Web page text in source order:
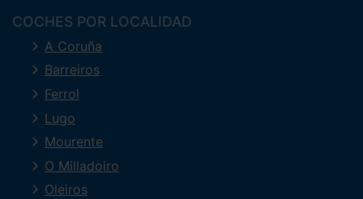
COCHES POR LOCALIDAD
A Coruña
Barreiros
Ferrol
Lugo
Mourente
O Milladoiro
Oleiros